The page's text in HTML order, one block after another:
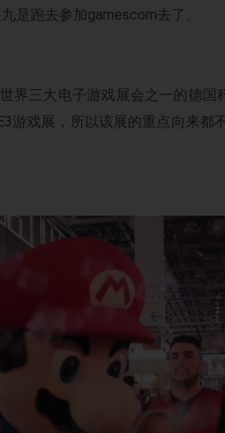
是跑去参加gamescom去了。
界三大电子游戏展会之一的德
游戏展，所以该展的重点向来都